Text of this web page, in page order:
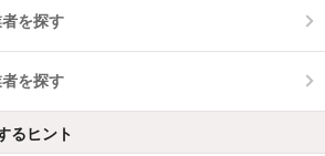
を探す
を探す
るヒント